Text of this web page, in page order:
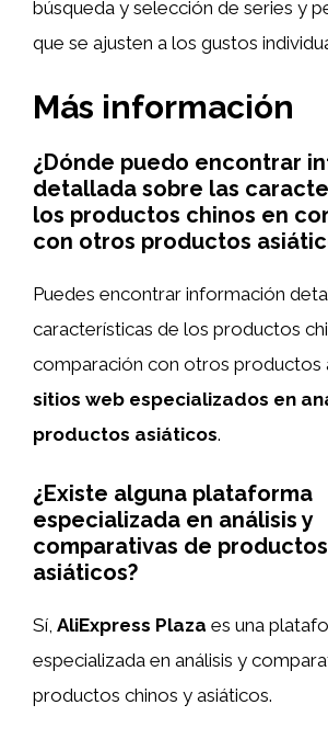
búsqueda y selección de series y
que se ajusten a los gustos
Más información
¿Dónde puedo encontrar
detallada sobre las
los productos chinos en
con otros productos
Puedes encontrar información
características de los productos
comparación con otros productos
sitios web especializados en
productos asiáticos.
¿Existe alguna plataforma
especializada en análisis y
comparativas de
asiáticos?
Sí, AliExpress Plaza es una
especializada en análisis y
productos chinos y asiáticos.